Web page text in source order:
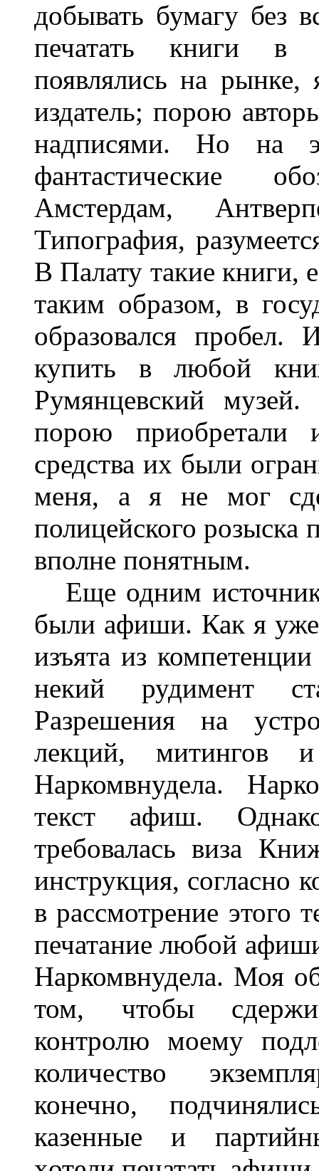
добывать бумагу без
печатать книги в
появлялись на
издатель; порою
надписями. Но на
фантастические
Амстердам,
Типография,
В Палату такие книги,
таким образом, в
образовался
купить в любой
Румянцевский
порою приобретали
средства их были
меня, а я не мог
полицейского розыска
вполне понятным.
Еще одним
были афиши. Как я уже
изъята из
некий рудимент
Разрешения на
лекций, митингов
Наркомвнудела.
текст афиш.
требовалась виза
инструкция, согласно
в рассмотрение этого
печатание любой
Наркомвнудела. Моя
том, чтобы
контролю моему
количество
конечно,
казенные и